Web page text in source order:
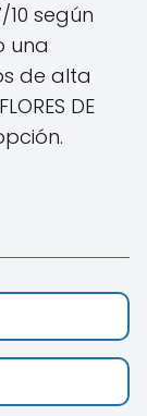
según
una
de alta
DE